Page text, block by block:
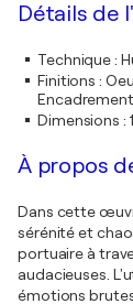
Détails de
Technique:
Finitions :
Dimensions :
À propos
Dans cette
sérénité et
portuaire à
audacieuses.
émotions